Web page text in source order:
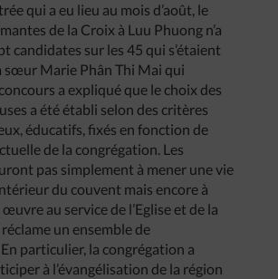
qui a eu lieu au mois d’août, le
de la Croix à Luu Phuong n’a
candidates sur les 45 qui s’étaient
sœur Marie Phân Thi Mai qui
a expliqué que le choix des
a été établi selon des critères
éducatifs, fixés en fonction de
de la congrégation. Les
pas simplement à mener une vie
du couvent mais encore à
au service de l’Eglise et de la
un ensemble de
particulier, la congrégation a
à l’évangélisation de la région